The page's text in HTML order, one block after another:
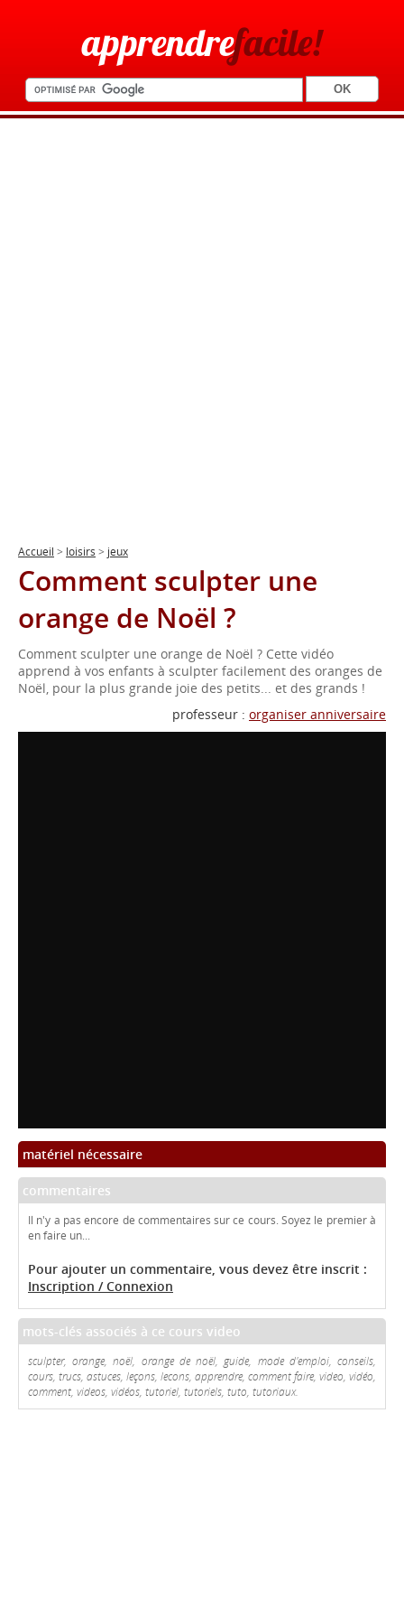
apprendrefacile!
Accueil > loisirs > jeux
Comment sculpter une
orange de Noël ?
Comment sculpter une orange de Noël ? Cette vidéo
apprend à vos enfants à sculpter facilement des oranges de
Noël, pour la plus grande joie des petits... et des grands !
professeur : organiser anniversaire
matériel nécessaire
commentaires
Il n'y a pas encore de commentaires sur ce cours. Soyez le premier à
en faire un...
Pour ajouter un commentaire, vous devez être inscrit :
Inscription / Connexion
mots-clés associés à ce cours video
sculpter, orange, noël, orange de noël, guide, mode d'emploi, conseils,
cours, trucs, astuces, leçons, lecons, apprendre, comment faire, video, vidéo,
comment, videos, vidéos, tutoriel, tutoriels, tuto, tutoriaux.